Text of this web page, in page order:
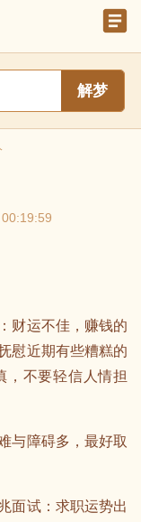
运不佳，赚钱的
慰近期有些糟糕的
，不要轻信人情担
障碍多，最好取
试：求职运势出